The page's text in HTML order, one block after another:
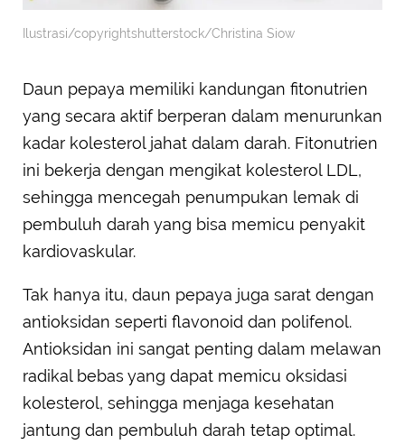
Ilustrasi/copyrightshutterstock/Christina Siow
Daun pepaya memiliki kandungan fitonutrien
yang secara aktif berperan dalam menurunkan
kadar kolesterol jahat dalam darah. Fitonutrien
ini bekerja dengan mengikat kolesterol LDL,
sehingga mencegah penumpukan lemak di
pembuluh darah yang bisa memicu penyakit
kardiovaskular.
Tak hanya itu, daun pepaya juga sarat dengan
antioksidan seperti flavonoid dan polifenol.
Antioksidan ini sangat penting dalam melawan
radikal bebas yang dapat memicu oksidasi
kolesterol, sehingga menjaga kesehatan
jantung dan pembuluh darah tetap optimal.